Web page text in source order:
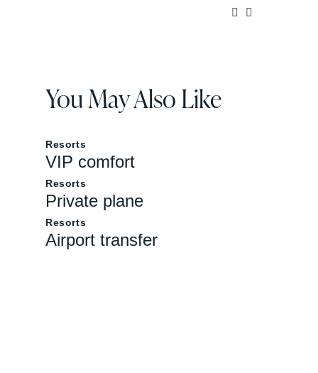
You May Also Like
Resorts
VIP comfort
Resorts
Private plane
Resorts
Airport transfer